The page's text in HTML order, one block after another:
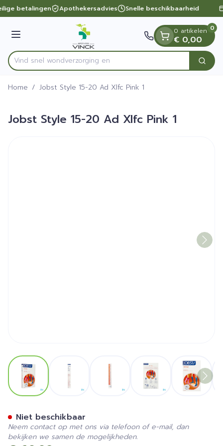
Ga naar de inhoud
1 van 1
betalingen Apothekersadvies Snelle beschikbaarheid
Menu
Product, merk, categorie...
Vind snel wondverzo Zoek
0 artikelen
€ 0,00
0
Home / Jobst Style 15-20 Ad Xlfc Pink 1
Jobst Style 15-20 Ad Xlfc Pink 1
View larger imageView larger imageView larger imageView larger image
View
Niet beschikbaar
Neem contact op met ons via telefoon of e-mail, dan
bekijken we samen de mogelijkheden.